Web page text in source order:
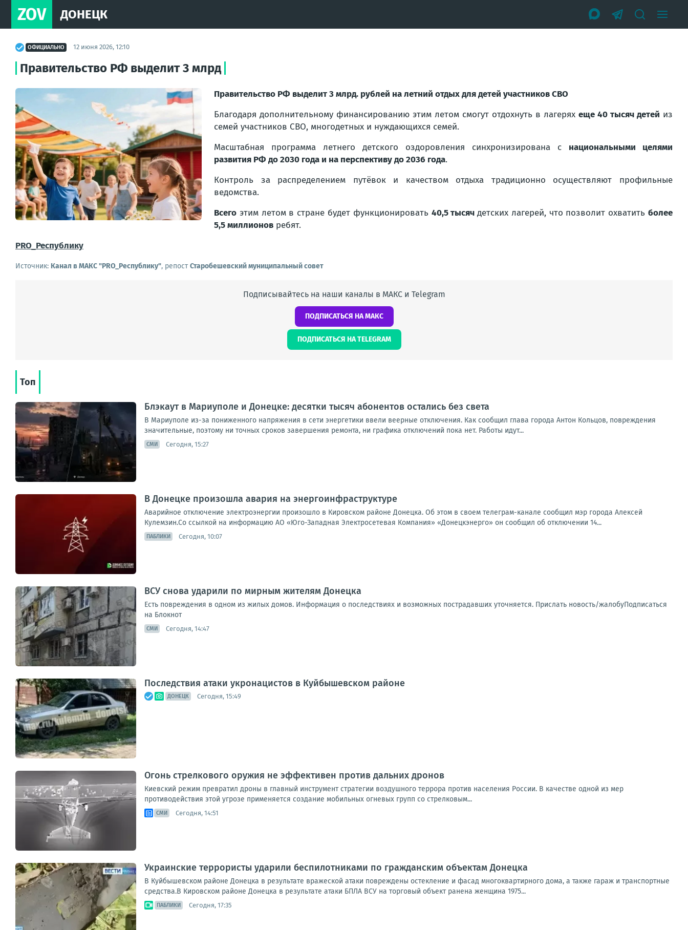
ZOV ДОНЕЦК
ОФИЦИАЛЬНО 12 июня 2026, 12:10
Правительство РФ выделит 3 млрд
Правительство РФ выделит 3 млрд. рублей на летний отдых для детей участников СВО
Благодаря дополнительному финансированию этим летом смогут отдохнуть в лагерях еще 40 тысяч детей из
семей участников СВО, многодетных и нуждающихся семей.
Масштабная программа летнего детского оздоровления синхронизирована с национальными целями
развития РФ до 2030 года и на перспективу до 2036 года.
Контроль за распределением путёвок и качеством отдыха традиционно осуществляют профильные
ведомства.
Всего этим летом в стране будет функционировать 40,5 тысячдетских лагерей, что позволит охватитьболее
5,5 миллионов ребят.
PRO_Республику
Источник: Канал в МАКС "PRO_Республику", репостСтаробешевский муниципальный совет
Подписывайтесь на наши каналы в МАКС и Telegram
ПОДПИСАТЬСЯ НА МАКС
ПОДПИСАТЬСЯ НА TELEGRAM
Топ
Блэкаут в Мариуполе и Донецке: десятки тысяч абонентов остались без света
В Мариуполе из-за пониженного напряжения в сети энергетики ввели веерные отключения. Как сообщил глава города Антон Кольцов, повреждения
значительные, поэтому ни точных сроков завершения ремонта, ни графика отключений пока нет. Работы идут...
СМИ Сегодня, 15:27
В Донецке произошла авария на энергоинфраструктуре
Аварийное отключение электроэнергии произошло в Кировском районе Донецка. Об этом в своем телеграм-канале сообщил мэр города Алексей
Кулемзин.Со ссылкой на информацию АО «Юго-Западная Электросетевая Компания» «Донецкэнерго» он сообщил об отключении 14...
ПАБЛИКИ Сегодня, 10:07
ВСУ снова ударили по мирным жителям Донецка
Есть повреждения в одном из жилых домов. Информация о последствиях и возможных пострадавших уточняется. Прислать новость/жалобуПодписаться
на Блокнот
СМИ Сегодня, 14:47
Последствия атаки укронацистов в Куйбышевском районе
ДОНЕЦК Сегодня, 15:49
Огонь стрелкового оружия не эффективен против дальних дронов
Киевский режим превратил дроны в главный инструмент стратегии воздушного террора против населения России. В качестве одной из мер
противодействия этой угрозе применяется создание мобильных огневых групп со стрелковым...
СМИ Сегодня, 14:51
Украинские террористы ударили беспилотниками по гражданским объектам Донецка
В Куйбышевском районе Донецка в результате вражеской атаки повреждены остекление и фасад многоквартирного дома, а также гараж и транспортные
средства.В Кировском районе Донецка в результате атаки БПЛА ВСУ на торговый объект ранена женщина 1975...
ПАБЛИКИ Сегодня, 17:35